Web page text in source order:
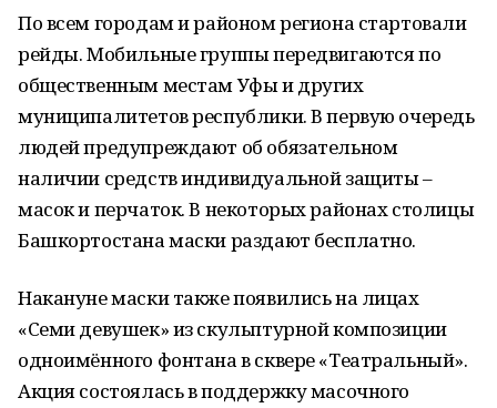
По всем городам и районом региона стартовали
рейды. Мобильные группы передвигаются по
общественным местам Уфы и других
муниципалитетов республики. В первую очередь
людей предупреждают об обязательном
наличии средств индивидуальной защиты –
масок и перчаток. В некоторых районах столицы
Башкортостана маски раздают бесплатно.
Накануне маски также появились на лицах
«Семи девушек» из скульптурной композиции
одноимённого фонтана в сквере «Театральный».
Акция состоялась в поддержку масочного